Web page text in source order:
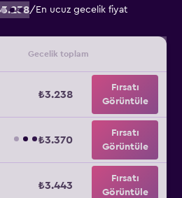
/ En ucuz gecelik fiyat
Gecelik toplam
₺3.238
Fırsatı
Görüntüle
₺3.370
Fırsatı
Görüntüle
₺3.443
Fırsatı
Görüntüle